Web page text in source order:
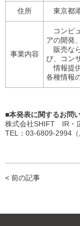
住所 東京都
事業内容
コンピ
アの開発
販売な
び、コン
情報提
各種情報
■本発表に関するお問
株式会社SHIFT IR・
TEL：03-6809-2994
< 前の記事